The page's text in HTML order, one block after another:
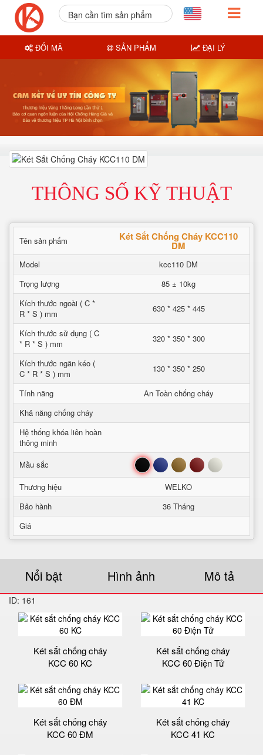
THÔNG SỐ KỸ THUẬT
Tên sản phẩm Két Sắt Chống Cháy KCC110
DM
Model
kcc110 DM
Trọng lượng
85 ± 10kg
Kích thước ngoài ( C *
R * S ) mm
630 * 425 * 445
Kích thước sử dụng ( C
* R * S ) mm
320 * 350 * 300
Kích thước ngăn kéo (
C * R * S ) mm
130 * 350 * 250
Tính năng
An Toàn chống cháy
Khả năng chống cháy
Hệ thống khóa liên hoàn
thông minh
Mầu sắc
Đen Xanh Nâu Đỏ Trắng
Thương hiệu
WELKO
Bảo hành
36 Tháng
Giá
Nổi bật Hình ảnh Mô tả
ID: 161
Két sắt chống cháy
KCC 60 KC
Két sắt chống cháy
KCC 60 Điện Tử
Két sắt chống cháy
KCC 60 ĐM
Két sắt chống cháy
KCC 41 KC
Bạn cần tìm sản phẩm
ĐỔI MÃ SẢN PHẨM ĐẠI LÝ